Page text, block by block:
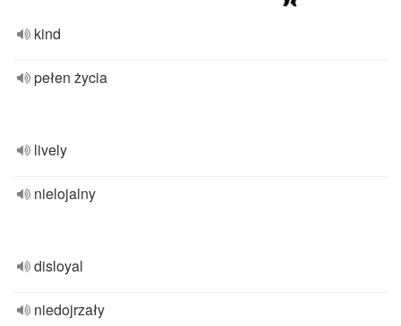
kind
pełen życia
lively
nielojalny
disloyal
niedojrzały